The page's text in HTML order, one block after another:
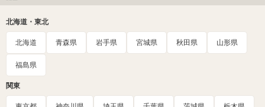
北海道・東北
北海道 青森県 岩手県 宮城県 秋田県 山形県
福島県
関東